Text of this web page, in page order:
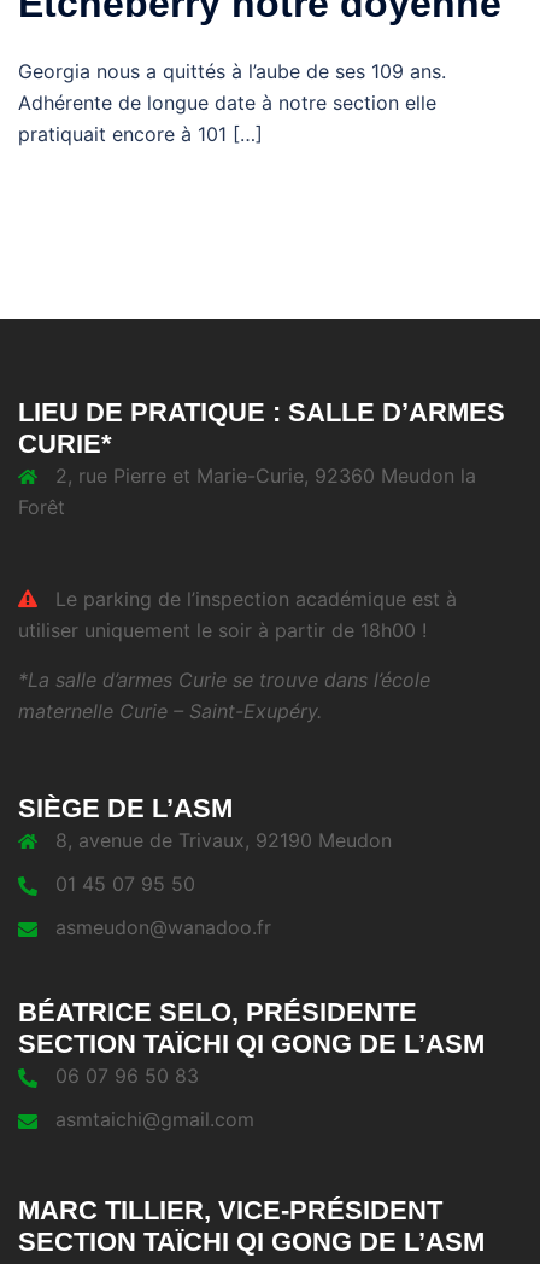
Georgia nous a quittés à l’aube de ses 109 ans.
Adhérente de longue date à notre section elle
pratiquait encore à 101 […]
LIEU DE PRATIQUE : SALLE D’ARMES
CURIE*
2, rue Pierre et Marie-Curie, 92360 Meudon la
Forêt
Le parking de l’inspection académique est à
utiliser uniquement le soir à partir de 18h00 !
*La salle d’armes Curie se trouve dans l’école
maternelle Curie – Saint-Exupéry.
SIÈGE DE L’ASM
8, avenue de Trivaux, 92190 Meudon
01 45 07 95 50
asmeudon@wanadoo.fr
BÉATRICE SELO, PRÉSIDENTE
SECTION TAÏCHI QI GONG DE L’ASM
06 07 96 50 83
asmtaichi@gmail.com
MARC TILLIER, VICE-PRÉSIDENT
SECTION TAÏCHI QI GONG DE L’ASM